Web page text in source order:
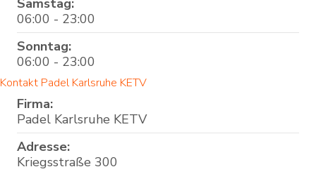
06:00 - 23:00
Sonntag:
06:00 - 23:00
Kontakt Padel Karlsruhe KETV
Firma:
Padel Karlsruhe KETV
Adresse:
Kriegsstraße 300